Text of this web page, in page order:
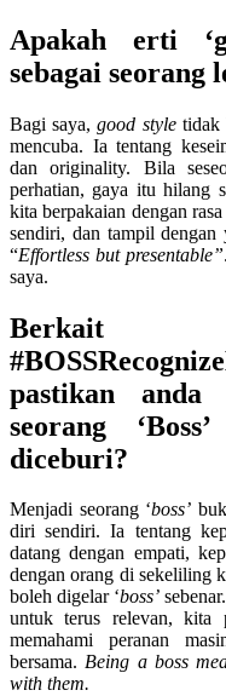
Apakah erti
sebagai seorang
Bagi saya,good styletidak
mencuba. Ia tentang
dan originality. Bila
perhatian, gaya itu hilang
kita berpakaian dengan
sendiri, dan tampil dengan
“Effortless but presentable”
saya.
Berkait
pastikan anda
seorang
diceburi?
Menjadi seorang ‘boss’
diri sendiri. Ia tentang
datang dengan empati,
dengan orang di sekeliling
boleh digelar ‘boss’
untuk terus relevan, kita
memahami peranan
bersama.Being a boss
with them.